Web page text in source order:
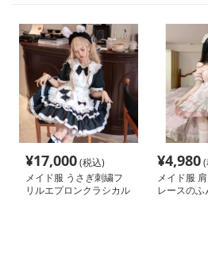
¥17,000(税込)
メイド服 うさぎ刺繍フ
リルエプロンクラシカル
¥4,980
メイド服
レースのふ